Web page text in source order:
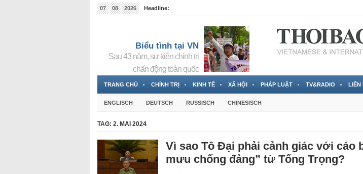
07 08 2026
Headline:
Biểu tình tại VN
Sau 43 năm, sự kiện chính trị
chấn động toàn quốc
TRANG CHỦ CHÍNH TRỊ KINH TẾ XÃ HỘI PHÁP LUẬT TV&RADIO LIÊN
ENGLISCH DEUTSCH RUSSISCH CHINESISCH
TAG: 2. MAI 2024
Vì sao Tô Đại phải cảnh giác với cáo
mưu chống đảng” từ Tổng Trọng?